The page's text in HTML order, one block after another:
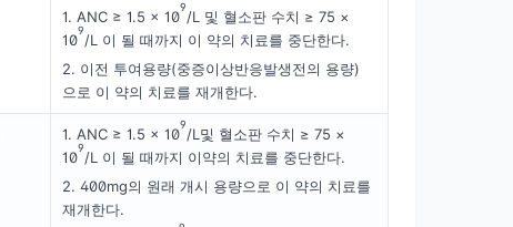
1. ANC ≥ 1.5 × 10
9
/L 및 혈소판 수치 ≥ 75 ×
10
9
/L 이 될 때까지 이 약의 치료를 중단한다.
2. 이전 투여용량(중증이상반응발생전의 용량)
으로 이 약의 치료를 재개한다.
1. ANC ≥ 1.5 × 10
9
/L및 혈소판 수치 ≥ 75 ×
10
9
/L 이 될 때까지 이약의 치료를 중단한다.
2. 400mg의 원래 개시 용량으로 이 약의 치료를
재개한다.